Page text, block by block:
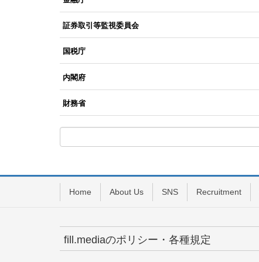
証券取引等監視委員会
国税庁
内閣府
財務省
Home About Us SNS Recruitment
fill.mediaのポリシー・各種規定